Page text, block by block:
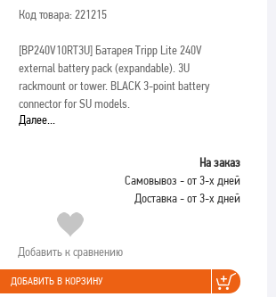
Код товара: 221215
[BP240V10RT3U]Батарея Tripp Lite 240V
external battery pack (expandable). 3U
rackmount or tower. BLACK 3-point battery
connector for SU models.
Далее...
На заказ
Самовывоз - от 3-х дней
Доставка - от 3-х дней
Добавить к сравнению
ДОБАВИТЬ В КОРЗИНУ